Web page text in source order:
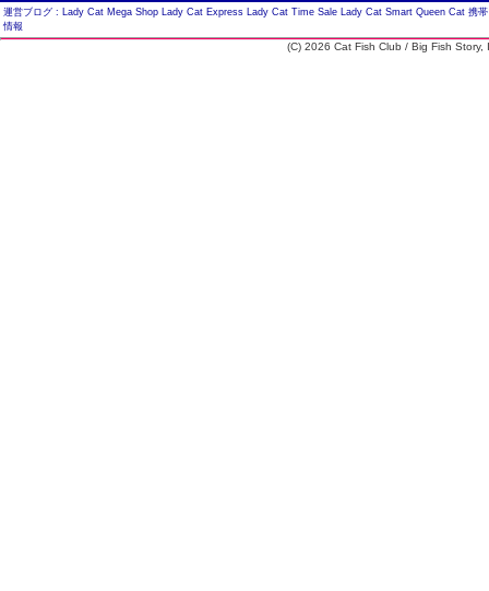
運営ブログ : Lady Cat Mega Shop Lady Cat Express Lady Cat Time Sale Lady Cat Smart Queen Cat 携
情報
(C) 2026 Cat Fish Club / Big Fish Story,